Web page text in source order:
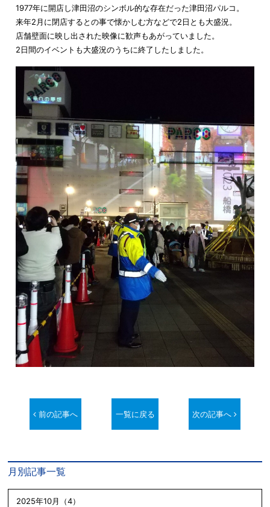
1977年に開店し津田沼のシンボル的な存在だった津田沼パルコ。
来年2月に閉店するとの事で懐かしむ方などで2日とも大盛況。
店舗壁面に映し出された映像に歓声もあがっていました。
2日間のイベントも大盛況のうちに終了したしました。
前の記事へ 一覧に戻る 次の記事へ
月別記事一覧
2025年10月（4）